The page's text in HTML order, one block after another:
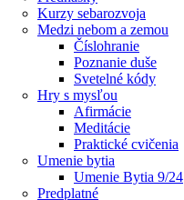
Kurzy sebarozvoja
Medzi nebom a zemou
Číslohranie
Poznanie duše
Svetelné kódy
Hry s mysľou
Afirmácie
Meditácie
Praktické cvičenia
Umenie bytia
Umenie Bytia 9/24
Predplatné